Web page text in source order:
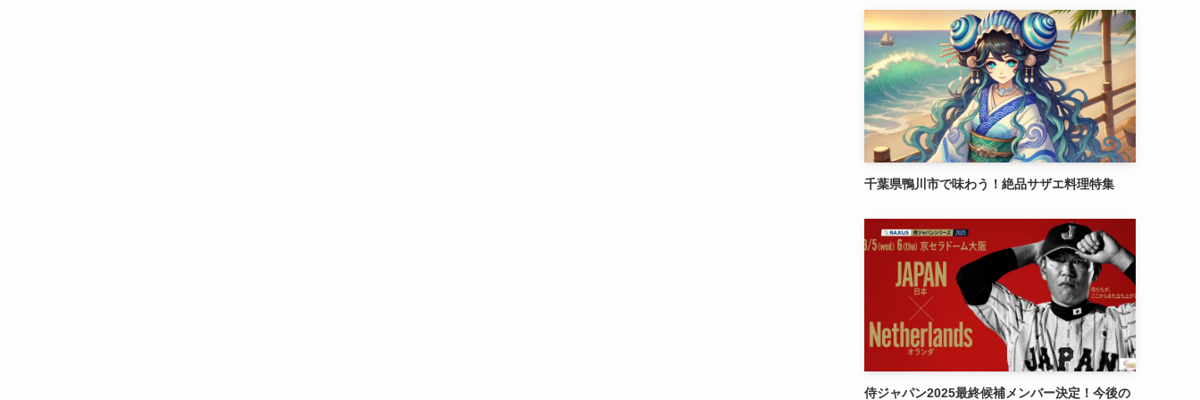
千葉県鴨川市で味わう！絶品サザエ料理特集
侍ジャパン2025最終候補メンバー決定！今後の